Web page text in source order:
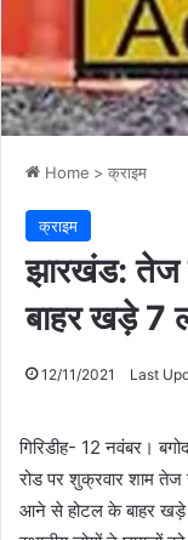
Home > क्राइम
क्राइम
झारखंड: तेज
बाहर खड़े 7
12/11/2021 Last
गिरिडीह- 12 नवंबर।
रोड पर शुक्रवार शाम
आने से होटल के बाहर खड़े